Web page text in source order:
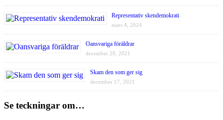
Representativ skendemokrati
mars 4, 2024
Oansvariga föräldrar
december 20, 2021
Skam den som ger sig
december 17, 2021
Se teckningar om…